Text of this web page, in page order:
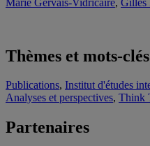
Thèmes et mots-clés
Publications, Institut d'études
Analyses et perspectives, Think
Partenaires